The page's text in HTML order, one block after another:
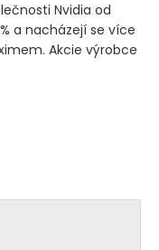
Nvidia od
a nacházejí se více
Akcie výrobce